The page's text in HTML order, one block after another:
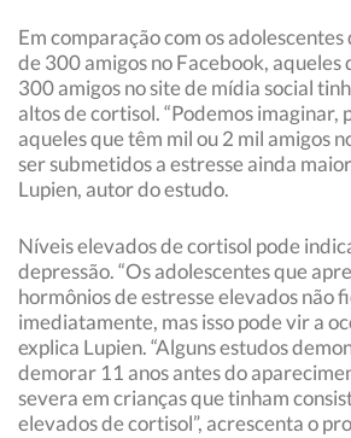
Em comparação com os
de 300 amigos no Facebook, aqueles
300 amigos no site de mídia social
altos de cortisol. “Podemos imaginar,
aqueles que têm mil ou 2 mil amigos
ser submetidos a estresse ainda
Lupien, autor do estudo.
Níveis elevados de cortisol pode
depressão. “Os adolescentes que
hormônios de estresse elevados não
imediatamente, mas isso pode vir a
explica Lupien. “Alguns estudos
demorar 11 anos antes do
severa em crianças que tinham
elevados de cortisol”, acrescenta o